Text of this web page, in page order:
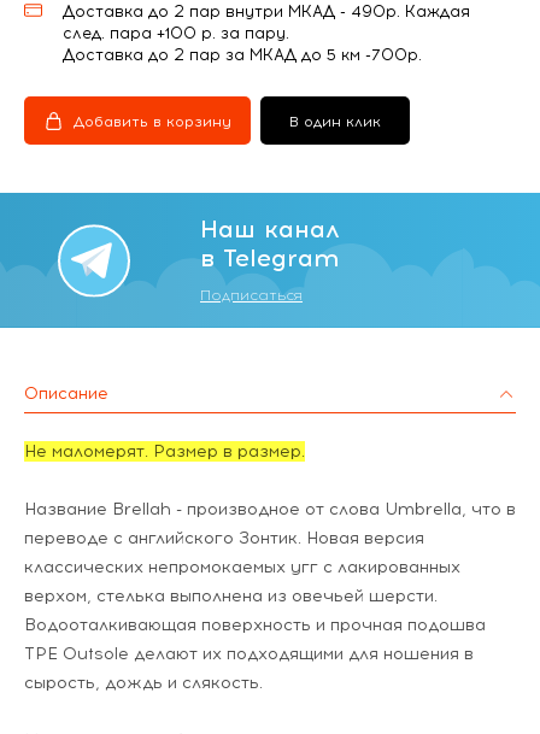
Доставка до 2 пар внутри МКАД - 490р. Каждая
след. пара +100 р. за пару.
Доставка до 2 пар за МКАД до 5 км -700р.
Добавить в корзину В один клик
Наш канал
в Telegram
Подписаться
Описание
Не маломерят. Размер в размер.
Название Brellah - производное от слова Umbrella, что в
переводе с английского Зонтик. Новая версия
классических непромокаемых угг с лакированных
верхом, стелька выполнена из овечьей шерсти.
Водооталкивающая поверхность и прочная подошва
TPE Outsole делают их подходящими для ношения в
сырость, дождь и слякость.